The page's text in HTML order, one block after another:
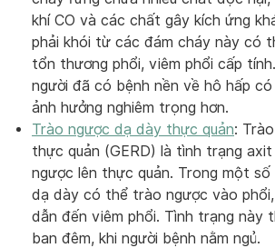
khí CO và các chất gây kích ứng
phải khói từ các đám cháy này có
tổn thương phổi, viêm phổi cấp
người đã có bệnh nền về hô hấp có
ảnh hưởng nghiêm trọng hơn.
Trào ngược dạ dày thực quản:
thực quản (GERD) là tình trạng
ngược lên thực quản. Trong một
dạ dày có thể trào ngược vào
dẫn đến viêm phổi. Tình trạng này
ban đêm, khi người bệnh nằm ngủ.